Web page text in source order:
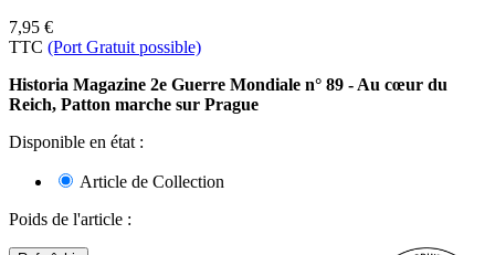
7,95 €
TTC (Port Gratuit possible)
Historia Magazine 2e Guerre Mondiale n° 89 - Au cœur du
Reich, Patton marche sur Prague
Disponible en état :
Article de Collection
Poids de l'article :